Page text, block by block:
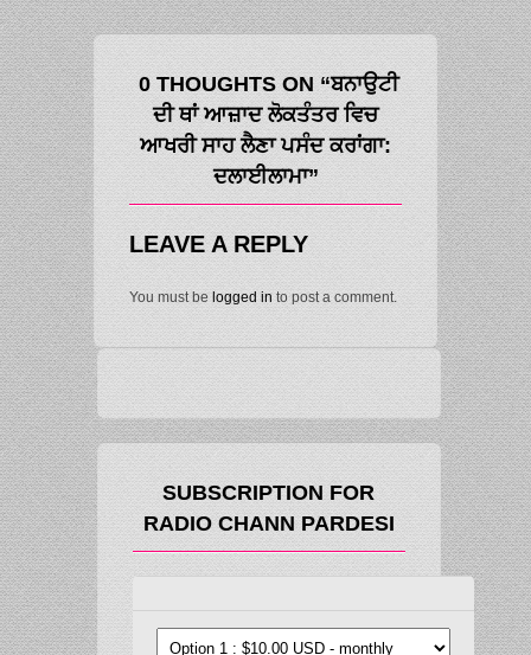
0 THOUGHTS ON “ਬਨਾਉਟੀ
ਦੀ ਥਾਂ ਆਜ਼ਾਦ ਲੋਕਤੰਤਰ ਵਿਚ
ਆਖਰੀ ਸਾਹ ਲੈਣਾ ਪਸੰਦ ਕਰਾਂਗਾ:
ਦਲਾਈਲਾਮਾ”
LEAVE A REPLY
You must be logged in to post a comment.
SUBSCRIPTION FOR
RADIO CHANN PARDESI